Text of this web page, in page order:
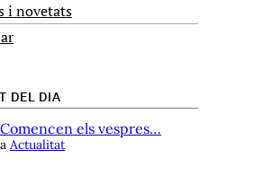
i novetats
DEL DIA
Comencen els vespres…
a Actualitat